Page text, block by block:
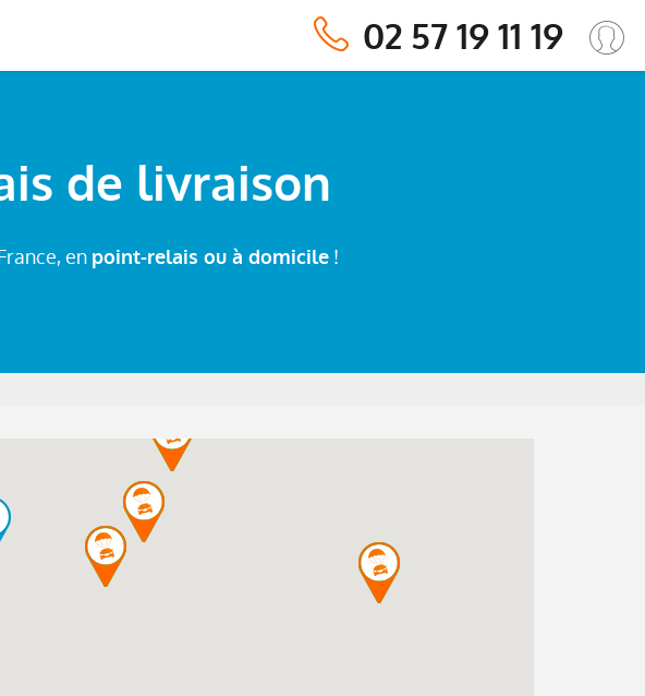
02 57 19 11 19
de livraison
en point-relais ou à domicile!